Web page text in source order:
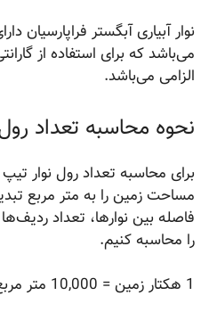
نوار آبیاری آبگستر فراپارسیان
می‌باشد که برای استفاده از گارانتی
الزامی می‌باشد.
نحوه محاسبه تعداد رول
برای محاسبه تعداد رول نوار تیپ
مساحت زمین را به متر مربع
فاصله بین نوارها، تعداد ردیف‌ها و
را محاسبه کنیم.